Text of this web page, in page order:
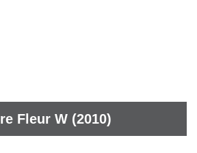
Fleur W (2010)